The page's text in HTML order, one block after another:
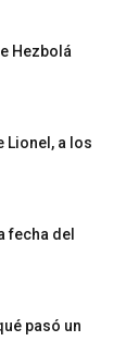
Hezbolá
Lionel, a los
fecha del
pasó un